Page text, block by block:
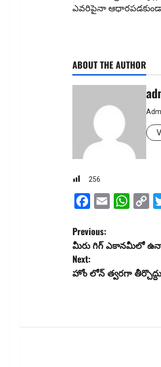
ఎవరిపైనా
ABOUT THE AUTHOR
256
Facebook
Email
P
o
s
Previous:
మీరు గిగ్ ఎకాన‌మీలో
Next:
హోం లోన్ త్వ‌రగా తీర్చొద్దు..